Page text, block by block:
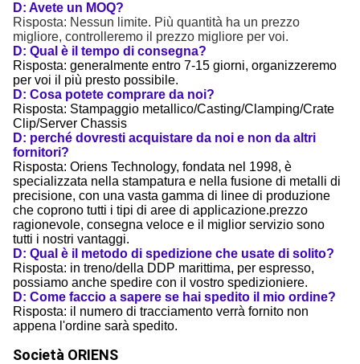
D: Avete un MOQ?
Risposta: Nessun limite. Più quantità ha un prezzo
migliore, controlleremo il prezzo migliore per voi.
D: Qual è il tempo di consegna?
Risposta: generalmente entro 7-15 giorni, organizzeremo
per voi il più presto possibile.
D: Cosa potete comprare da noi?
Risposta: Stampaggio metallico/Casting/Clamping/Crate
Clip/Server Chassis
D: perché dovresti acquistare da noi e non da altri
fornitori?
Risposta: Oriens Technology, fondata nel 1998, è
specializzata nella stampatura e nella fusione di metalli di
precisione, con una vasta gamma di linee di produzione
che coprono tutti i tipi di aree di applicazione.prezzo
ragionevole, consegna veloce e il miglior servizio sono
tutti i nostri vantaggi.
D: Qual è il metodo di spedizione che usate di solito?
Risposta: in treno/della DDP marittima, per espresso,
possiamo anche spedire con il vostro spedizioniere.
D: Come faccio a sapere se hai spedito il mio ordine?
Risposta: il numero di tracciamento verrà fornito non
appena l'ordine sarà spedito.
Società ORIENS